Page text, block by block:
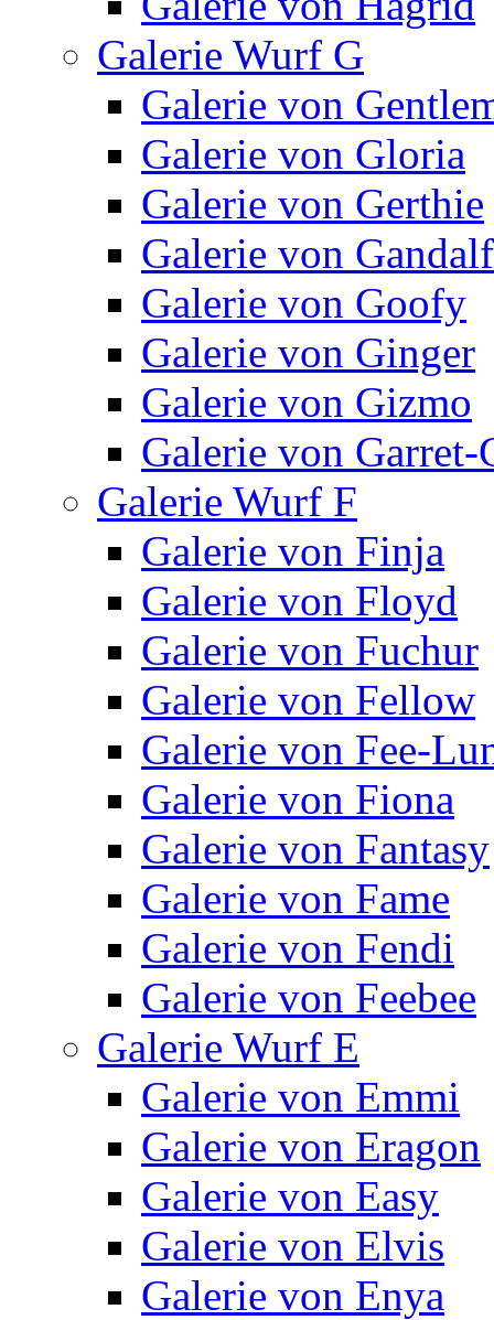
Galerie Wurf G
Galerie von
Galerie von Gloria
Galerie von Gerthie
Galerie von Gandalf
Galerie von Goofy
Galerie von Ginger
Galerie von Gizmo
Galerie von Garret-
Galerie Wurf F
Galerie von Finja
Galerie von Floyd
Galerie von Fuchur
Galerie von Fellow
Galerie von Fee-
Galerie von Fiona
Galerie von Fantasy
Galerie von Fame
Galerie von Fendi
Galerie von Feebee
Galerie Wurf E
Galerie von Emmi
Galerie von Eragon
Galerie von Easy
Galerie von Elvis
Galerie von Enya